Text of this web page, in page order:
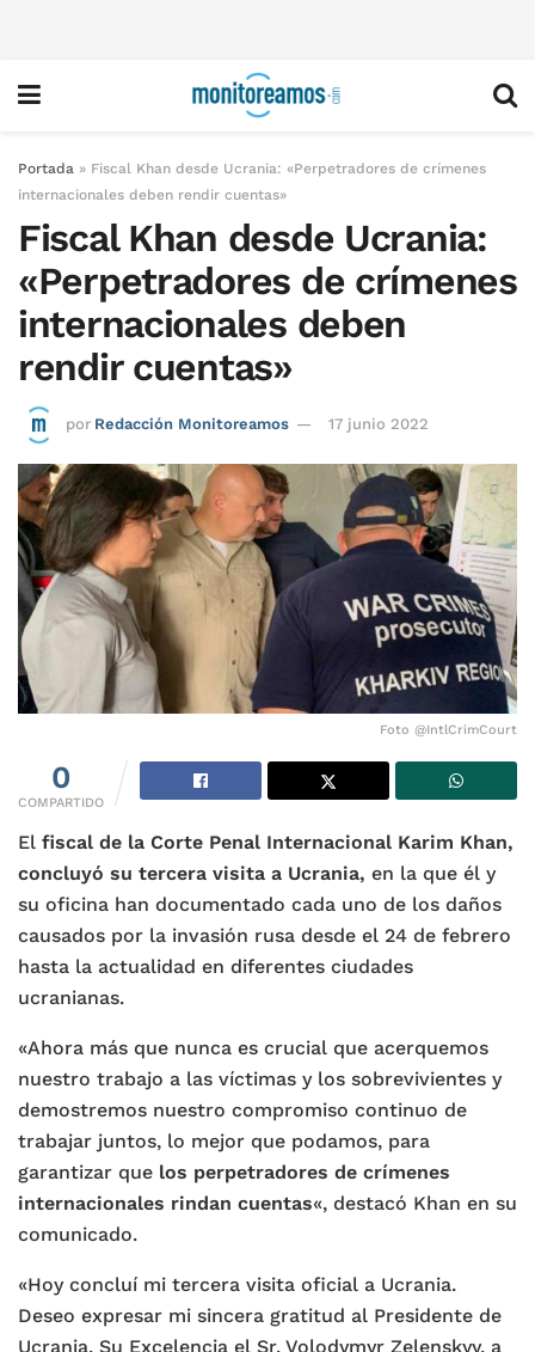
Portada » Fiscal Khan desde Ucrania: «Perpetradores de crímenes
internacionales deben rendir cuentas»
Fiscal Khan desde Ucrania:
«Perpetradores de crímenes
internacionales deben
rendir cuentas»
por Redacción Monitoreamos 17 junio 2022
Foto @IntlCrimCourt
0
COMPARTIDO
El fiscal de la Corte Penal Internacional Karim Khan,
concluyó su tercera visita a Ucrania, en la que él y
su oficina han documentado cada uno de los daños
causados por la invasión rusa desde el 24 de febrero
hasta la actualidad en diferentes ciudades
ucranianas.
«Ahora más que nunca es crucial que acerquemos
nuestro trabajo a las víctimas y los sobrevivientes y
demostremos nuestro compromiso continuo de
trabajar juntos, lo mejor que podamos, para
garantizar que los perpetradores de crímenes
internacionales rindan cuentas«, destacó Khan en su
comunicado.
«Hoy concluí mi tercera visita oficial a Ucrania.
Deseo expresar mi sincera gratitud al Presidente de
Ucrania, Su Excelencia el Sr. Volodymyr Zelenskyy, a